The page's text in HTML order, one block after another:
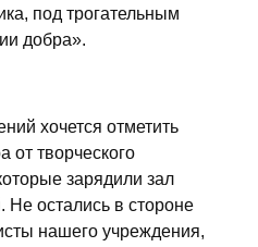
под трогательным
добра».
хочется отметить
от творческого
зарядили зал
Не остались в стороне
нашего учреждения,